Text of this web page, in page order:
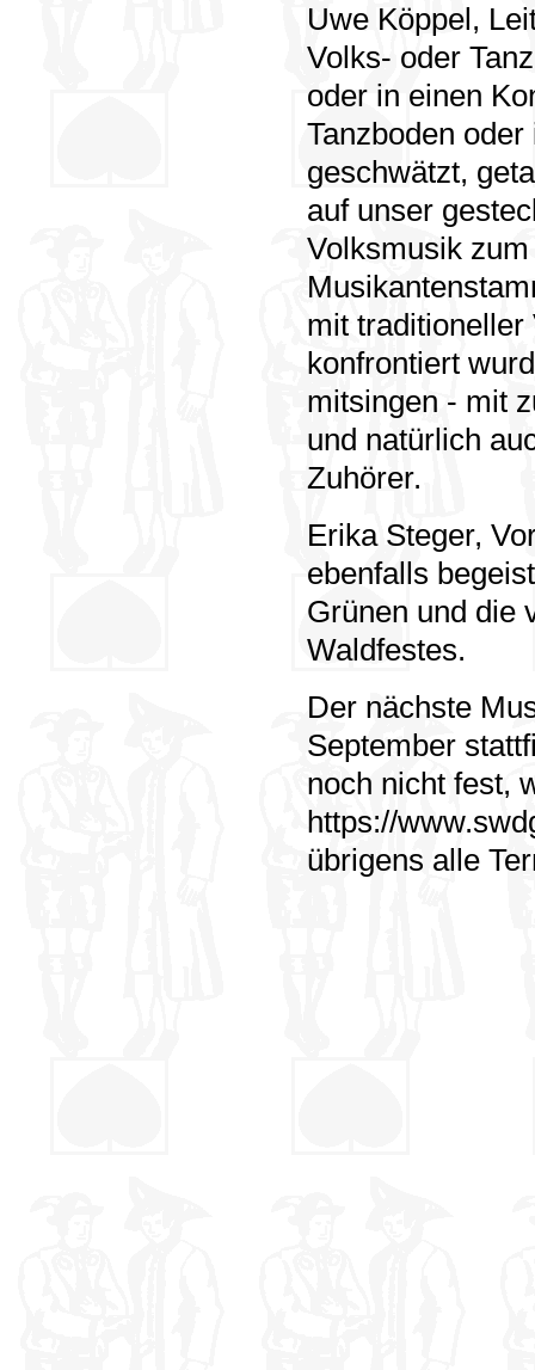
Uwe Köppel,
Volks- oder
oder in einen
Tanzboden
geschwätzt,
auf unser
Volksmusik
mit
konfrontiert
mitsingen - mit
und natürlich
Zuhörer.
Erika Steger,
ebenfalls
Grünen und die
Waldfestes.
Der nächste
September
noch nicht fest,
https://
übrigens alle